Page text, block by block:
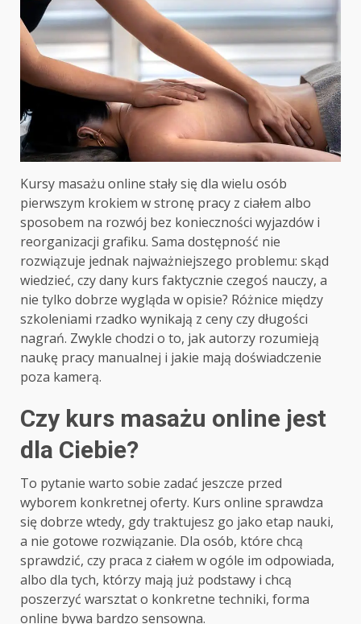
Kursy masażu online stały się dla wielu osób
pierwszym krokiem w stronę pracy z ciałem albo
sposobem na rozwój bez konieczności wyjazdów i
reorganizacji grafiku. Sama dostępność nie
rozwiązuje jednak najważniejszego problemu: skąd
wiedzieć, czy dany kurs faktycznie czegoś nauczy, a
nie tylko dobrze wygląda w opisie? Różnice między
szkoleniami rzadko wynikają z ceny czy długości
nagrań. Zwykle chodzi o to, jak autorzy rozumieją
naukę pracy manualnej i jakie mają doświadczenie
poza kamerą.
Czy kurs masażu online jest
dla Ciebie?
To pytanie warto sobie zadać jeszcze przed
wyborem konkretnej oferty. Kurs online sprawdza
się dobrze wtedy, gdy traktujesz go jako etap nauki,
a nie gotowe rozwiązanie. Dla osób, które chcą
sprawdzić, czy praca z ciałem w ogóle im odpowiada,
albo dla tych, którzy mają już podstawy i chcą
poszerzyć warsztat o konkretne techniki, forma
online bywa bardzo sensowna.